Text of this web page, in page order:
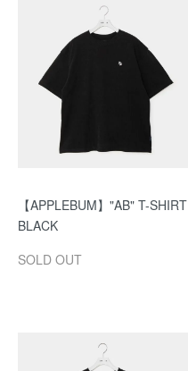
【APPLEBUM】"AB" T-SHIRT
BLACK
SOLD OUT